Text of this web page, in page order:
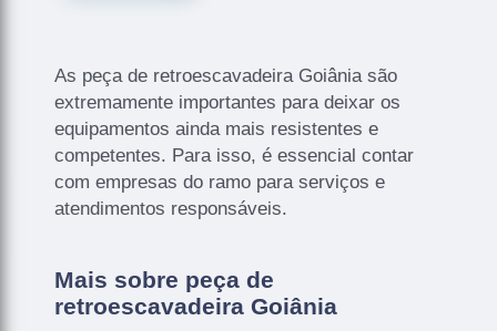
As peça de retroescavadeira Goiânia são
extremamente importantes para deixar os
equipamentos ainda mais resistentes e
competentes. Para isso, é essencial contar
com empresas do ramo para serviços e
atendimentos responsáveis.
Mais sobre peça de
retroescavadeira Goiânia